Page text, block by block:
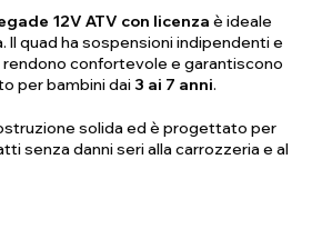
12V ATV con licenza è ideale
Il quad ha sospensioni indipendenti e
rendono confortevole e garantiscono
per bambini dai3 ai 7 anni.
solida ed è progettato per
senza danni seri alla carrozzeria e al